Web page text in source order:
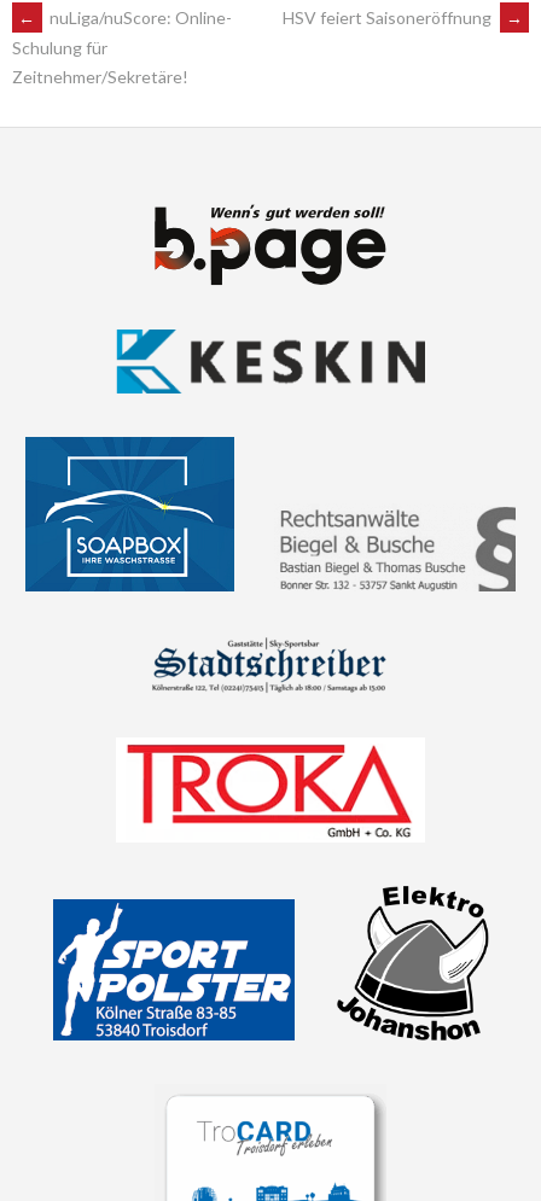
POST
NAVIGATION
←
nuLiga/nuScore: Online-
Schulung für
Zeitnehmer/Sekretäre!
HSV feiert Saisoneröffnung →